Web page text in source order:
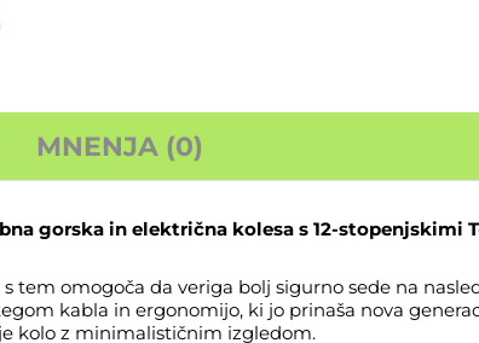
MNENJA (0)
gorska in električna kolesa s 12-stopenjskimi
tem omogoča da veriga bolj sigurno sede na
kabla in ergonomijo, ki jo prinaša nova
kolo z minimalističnim izgledom.